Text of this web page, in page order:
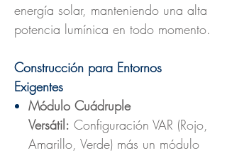
energía solar, manteniendo una alta
potencia lumínica en todo momento.
Construcción para Entornos
Exigentes
Módulo Cuádruple
Versátil: Configuración VAR (Rojo,
Amarillo, Verde) más un módulo